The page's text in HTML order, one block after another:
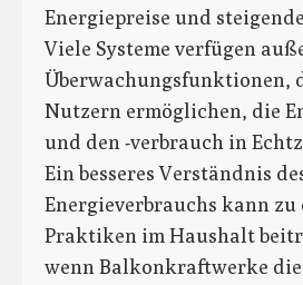
Energiepreise und
Viele Systeme verfügen
Überwachungsfunktionen,
Nutzern ermöglichen, die
und den -verbrauch in
Ein besseres Verständnis
Energieverbrauchs kann
Praktiken im Haushalt
wenn Balkonkraftwerke